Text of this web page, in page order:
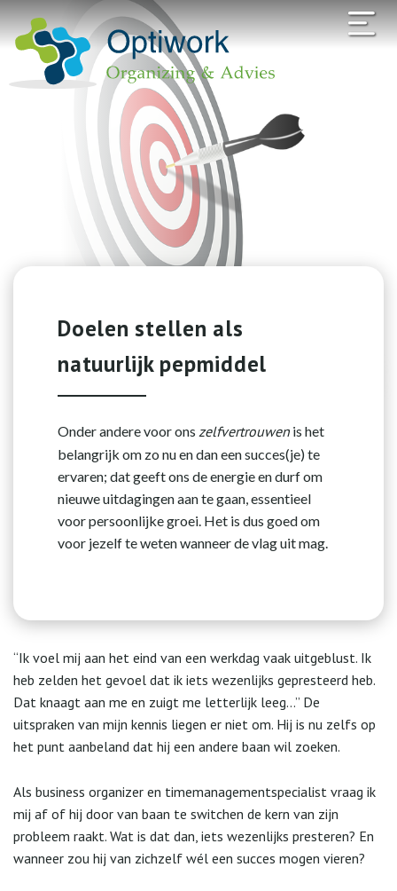
Doelen stellen als
natuurlijk pepmiddel
Onder andere voor ons zelfvertrouwen is het
belangrijk om zo nu en dan een succes(je) te
ervaren; dat geeft ons de energie en durf om
nieuwe uitdagingen aan te gaan, essentieel
voor persoonlijke groei. Het is dus goed om
voor jezelf te weten wanneer de vlag uit mag.
“Ik voel mij aan het eind van een werkdag vaak uitgeblust. Ik
heb zelden het gevoel dat ik iets wezenlijks gepresteerd heb.
Dat knaagt aan me en zuigt me letterlijk leeg…” De
uitspraken van mijn kennis liegen er niet om. Hij is nu zelfs op
het punt aanbeland dat hij een andere baan wil zoeken.
Als business organizer en timemanagementspecialist vraag ik
mij af of hij door van baan te switchen de kern van zijn
probleem raakt. Wat is dat dan, iets wezenlijks presteren? En
wanneer zou hij van zichzelf wél een succes mogen vieren?